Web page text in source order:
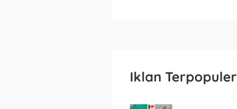
Iklan Terpopuler